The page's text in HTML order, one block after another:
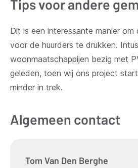
Tips voor andere
Dit is een interessante manier om
voor de huurders te drukken.
woonmaatschappijen bezig met
geleden, toen wij ons project
minder in trek.
Algemeen contact
Tom Van Den Berghe